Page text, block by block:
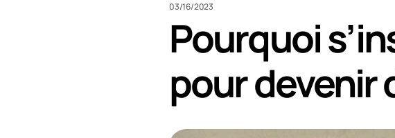
03/16/2023
Pourquoi
pour devenir